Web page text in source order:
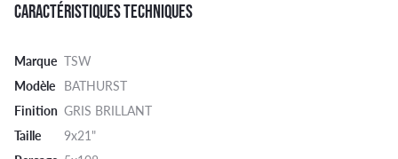
CARACTÉRISTIQUES TECHNIQUES
Marque TSW
Modèle BATHURST
Finition GRIS BRILLANT
Taille
9x21"